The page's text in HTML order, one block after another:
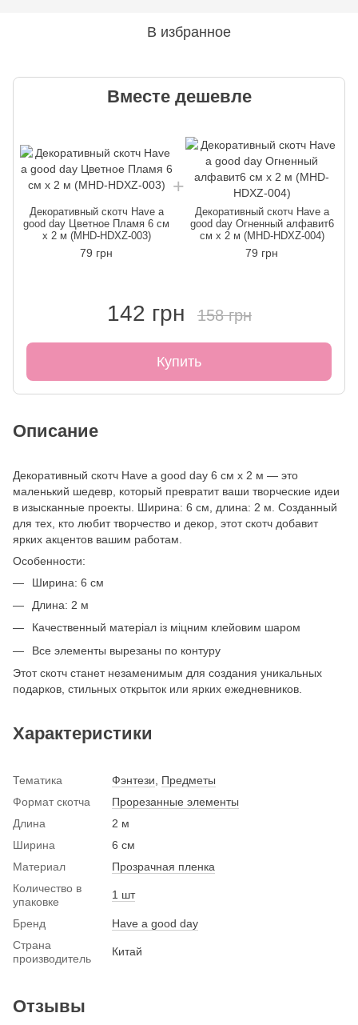
В избранное
Вместе дешевле
Декоративный скотч Have a
good day Цветное Пламя 6 см
x 2 м (MHD-HDXZ-003)
79 грн
Декоративный скотч Have a
good day Огненный алфавит6
см x 2 м (MHD-HDXZ-004)
79 грн
142 грн 158 грн
Купить
Описание
Декоративный скотч Have a good day 6 см x 2 м — это
маленький шедевр, который превратит ваши творческие идеи
в изысканные проекты. Ширина: 6 см, длина: 2 м. Созданный
для тех, кто любит творчество и декор, этот скотч добавит
ярких акцентов вашим работам.
Особенности:
Ширина: 6 см
Длина: 2 м
Качественный матеріал із міцним клейовим шаром
Все элементы вырезаны по контуру
Этот скотч станет незаменимым для создания уникальных
подарков, стильных открыток или ярких ежедневников.
Характеристики
Тематика Фэнтези
Предметы
Формат скотча
Прорезанные элементы
Длина
2 м
Ширина
6 см
Материал
Прозрачная пленка
Количество в
упаковке
1 шт
Бренд
Have a good day
Страна
производитель
Китай
Отзывы